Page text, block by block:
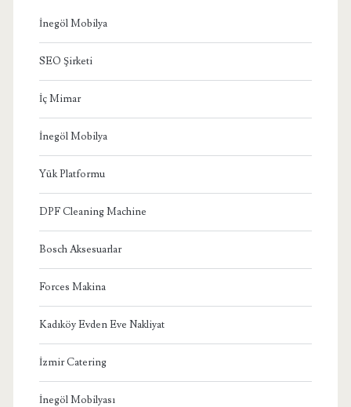
İnegöl Mobilya
SEO Şirketi
İç Mimar
İnegöl Mobilya
Yük Platformu
DPF Cleaning Machine
Bosch Aksesuarlar
Forces Makina
Kadıköy Evden Eve Nakliyat
İzmir Catering
İnegöl Mobilyası